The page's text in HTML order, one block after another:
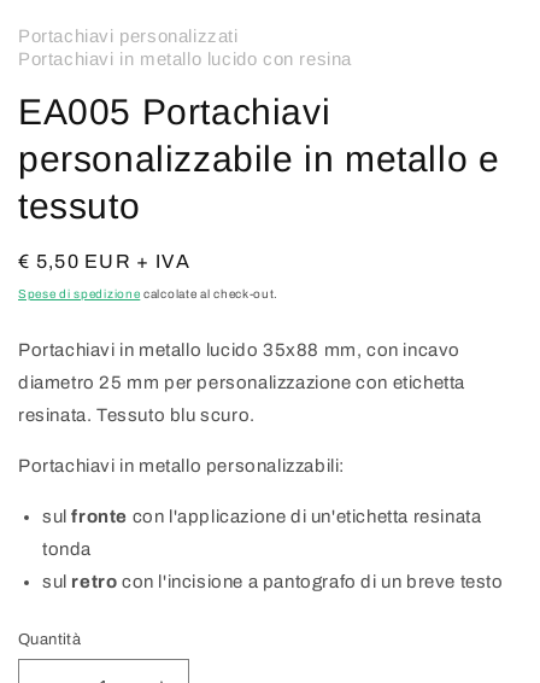
Portachiavi personalizzati
Portachiavi in metallo lucido con resina
EA005 Portachiavi
personalizzabile in metallo e
tessuto
Prezzo
di
€ 5,50 EUR + IVA
Spese di spedizione calcolate al check-out.
Portachiavi in metallo lucido 35x88 mm, con incavo
diametro 25 mm per personalizzazione con etichetta
resinata. Tessuto blu scuro.
Portachiavi in metallo personalizzabili:
sulfronte con l'applicazione di un'etichetta resinata
tonda
sul retrocon l'incisione a pantografo di un breve testo
Quantità